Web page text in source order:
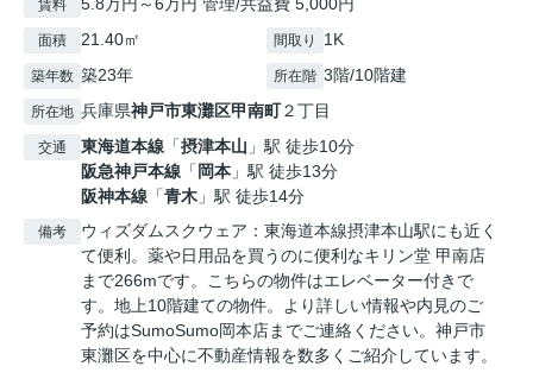
賃料
面積 21.40㎡ 間取り 1K
築年数 築23年 所在階 3階/10階建
所在地 兵庫県神戸市東灘区甲南町２丁目
交通 東海道本線 「摂津本山 」駅 徒歩10分
阪急神戸本線 「 岡本 」駅 徒歩13分
阪神本線 「青木 」駅 徒歩14分
備考
ウィズダムスクウェア：東海道本線摂津本山駅にも近く
て便利。薬や日用品を買うのに便利なキリン堂 甲南店
まで266mです。こちらの物件はエレベーター付きで
す。地上10階建ての物件。より詳しい情報や内見のご
予約はSumoSumo岡本店までご連絡ください。神戸市
東灘区を中心に不動産情報を数多くご紹介しています。